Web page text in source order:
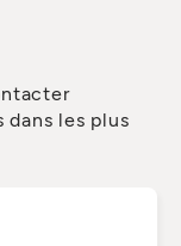
les plus